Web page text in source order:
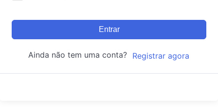
Entrar
Ainda não tem uma conta? Registrar agora